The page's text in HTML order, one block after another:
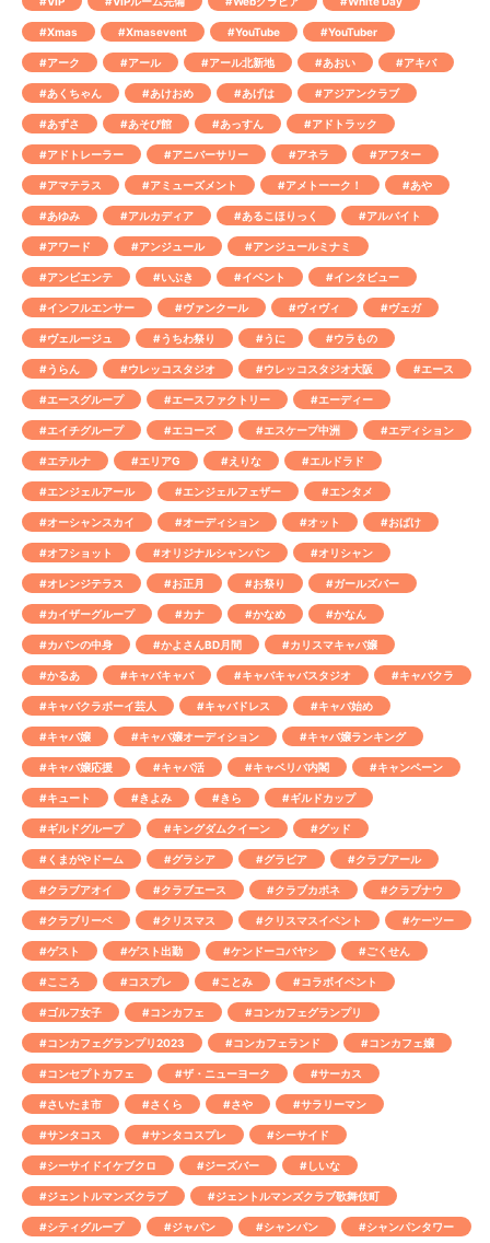
#Xmas #Xmasevent #YouTube #YouTuber
#アーク #アール #アール北新地 #あおい #アキバ
#あくちゃん #あけおめ #あげは #アジアンクラブ
#あずさ #あそび館 #あっすん #アドトラック
#アドトレーラー #アニバーサリー #アネラ #アフター
#アマテラス #アミューズメント #アメトーーク！ #あや
#あゆみ #アルカディア #あるこほりっく #アルバイト
#アワード #アンジュール #アンジュールミナミ
#アンビエンテ #いぶき #イベント #インタビュー
#インフルエンサー #ヴァンクール #ヴィヴィ #ヴェガ
#ヴェルージュ #うちわ祭り #うに #ウラもの
#うらん #ウレッコスタジオ #ウレッコスタジオ大阪 #エース
#エースグループ #エースファクトリー #エーディー
#エイチグループ #エコーズ #エスケープ中洲 #エディション
#エテルナ #エリアG #えりな #エルドラド
#エンジェルアール #エンジェルフェザー #エンタメ
#オーシャンスカイ #オーディション #オット #おばけ
#オフショット #オリジナルシャンパン #オリシャン
#オレンジテラス #お正月 #お祭り #ガールズバー
#カイザーグループ #カナ #かなめ #かなん
#カバンの中身 #かよさんBD月間 #カリスマキャバ嬢
#かるあ #キャバキャバ #キャバキャバスタジオ #キャバクラ
#キャバクラボーイ芸人 #キャバドレス #キャバ始め
#キャバ嬢 #キャバ嬢オーディション #キャバ嬢ランキング
#キャバ嬢応援 #キャバ活 #キャベリバ内閣 #キャンペーン
#キュート #きよみ #きら #ギルドカップ
#ギルドグループ #キングダムクイーン #グッド
#くまがやドーム #グラシア #グラビア #クラブアール
#クラブアオイ #クラブエース #クラブカポネ #クラブナウ
#クラブリーベ #クリスマス #クリスマスイベント #ケーツー
#ゲスト #ゲスト出勤 #ケンドーコバヤシ #ごくせん
#こころ #コスプレ #ことみ #コラボイベント
#ゴルフ女子 #コンカフェ #コンカフェグランプリ
#コンカフェグランプリ2023 #コンカフェランド #コンカフェ嬢
#コンセプトカフェ #ザ・ニューヨーク #サーカス
#さいたま市 #さくら #さや #サラリーマン
#サンタコス #サンタコスプレ #シーサイド
#シーサイドイケブクロ #ジーズバー #しいな
#ジェントルマンズクラブ #ジェントルマンズクラブ歌舞伎町
#シティグループ #ジャパン #シャンパン #シャンパンタワー